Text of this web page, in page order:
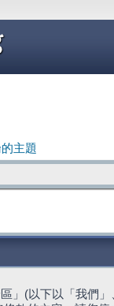
主題
」(以下以「我們